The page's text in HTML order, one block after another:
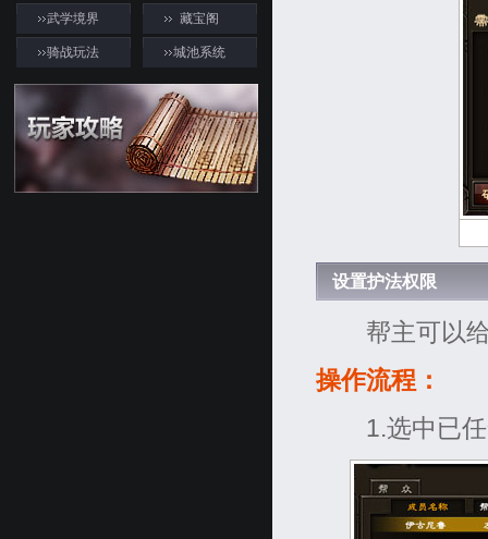
武学境界 藏宝阁
骑战玩法 城池系统
设置护法权限
帮主可以给
操作流程：
1.选中已